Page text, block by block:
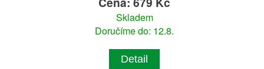
Skladem
Doručíme do: 12.8.
Detail